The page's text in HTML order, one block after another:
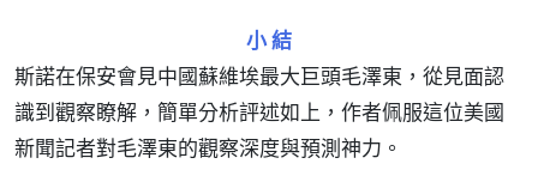
小 結
斯諾在保安會見中國蘇維埃最大巨頭毛澤東，從見面認
識到觀察瞭解，簡單分析評述如上，作者佩服這位美國
新聞記者對毛澤東的觀察深度與預測神力。